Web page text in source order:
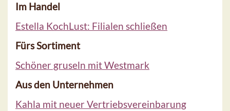
Im Handel
Estella KochLust: Filialen schließen
Fürs Sortiment
Schöner gruseln mit Westmark
Aus den Unternehmen
Kahla mit neuer Vertriebsvereinbarung